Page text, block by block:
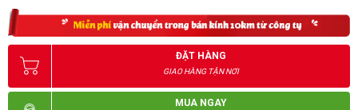
toàn và hiệu quả trong các môi trường khí gas dễ cháy, hơi
nước hoặc bụi sợi.
ĐẶT HÀNG
GIAO HÀNG TẬN NƠI
MUA NGAY